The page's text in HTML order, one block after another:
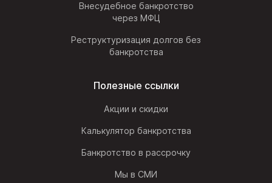
Внесудебное банкротство
через МФЦ
Реструктуризация долгов без
банкротства
Полезные ссылки
Акции и скидки
Калькулятор банкротства
Банкротство в рассрочку
Мы в СМИ